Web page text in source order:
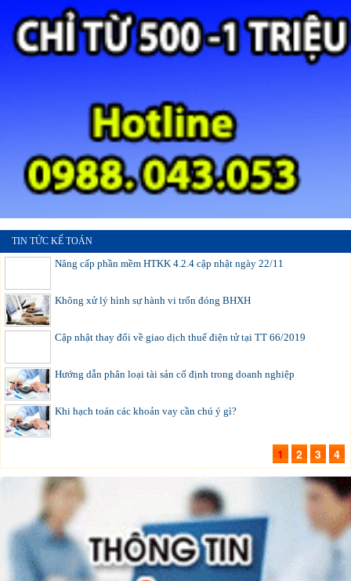
TIN TỨC KẾ TOÁN
Nâng cấp phần mềm HTKK 4.2.4 cập nhật ngày 22/11
Không xử lý hình sự hành vi trốn đóng BHXH
Cập nhật thay đổi về giao dịch thuế điện tử tại TT 66/2019
Hướng dẫn phân loại tài sản cố định trong doanh nghiệp
Khi hạch toán các khoản vay cần chú ý gì?
1 2 3 4